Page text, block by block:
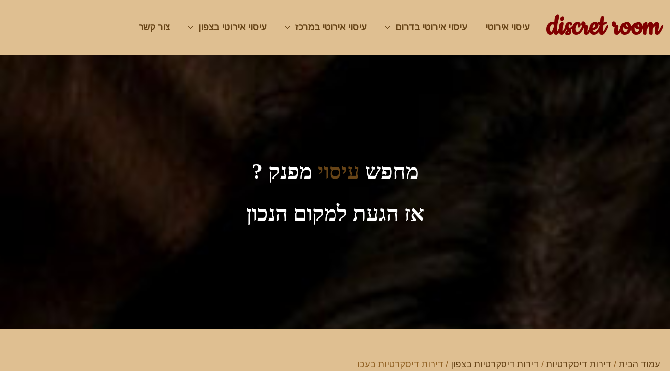
discret room עיסוי אירוטי עיסוי אירוטי בדרום עיסוי אירוטי במרכז עיסוי אירוטי בצפון צור קשר
מחפש עיסוי מפנק ?
אז הגעת למקום הנכון
עמוד הבית / דירות דיסקרטיות / דירות דיסקרטיות בצפון / דירות דיסקרטיות בעכו